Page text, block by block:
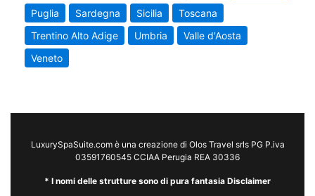
Puglia
Sardegna Sicilia
Toscana
Trentino Alto Adige
Umbria
Valle d'Aosta
Veneto
LuxurySpaSuite.com è una creazione di Olos Travel srls PG P.iva
03591760545 CCIAA Perugia REA 30336
* I nomi delle strutture sono di pura fantasia Disclaimer